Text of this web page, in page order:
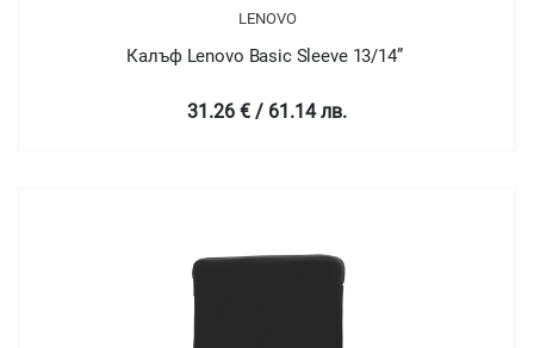
LENOVO
Калъф Lenovo Basic Sleeve 13/14”
31.26 € / 61.14 лв.